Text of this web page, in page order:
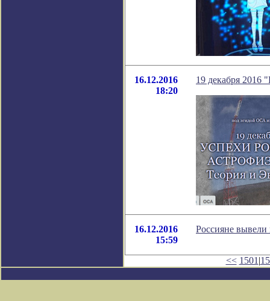
16.12.2016
18:20
19 декабря 2016
16.12.2016
15:59
Россияне вывели
<< 1501 |